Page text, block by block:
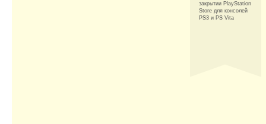
закрытии PlayStation
Store для консолей
PS3 и PS Vita